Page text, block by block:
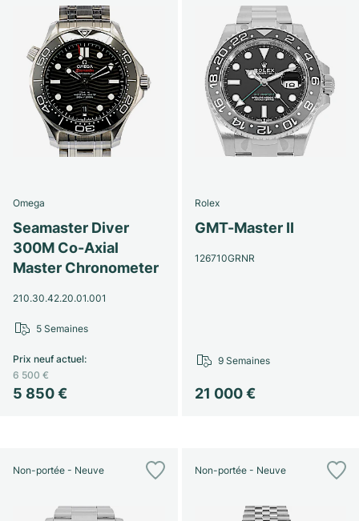
Omega
Seamaster Diver
300M Co-Axial
Master Chronometer
210.30.42.20.01.001
5 850 €
Prix neuf actuel:
6 500 €
5 Semaines
Rolex
GMT-Master II
126710GRNR
21 000 €
9 Semaines
Non-portée - Neuve Non-portée - Neuve